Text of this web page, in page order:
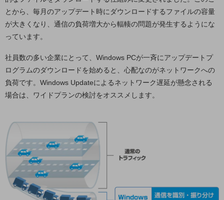
業績
決算公告
電子公告
基礎的電気通信役務損益明細表
採用情報
採用情報TOP
経験者採用
障がい者採用
人材育成制度
広告・協賛
広告
とから、毎月のアップデート時にダウンロードするファイルの容量
が大きくなり、通信の負荷増大から輻輳の問題が発生するようにな
っています。
社員数の多い企業にとって、Windows PCが一斉にアップデートプ
ログラムのダウンロードを始めると、心配なのがネットワークへの
負荷です。Windows Updateによるネットワーク遅延が懸念される
場合は、ワイドプランの検討をオススメします。